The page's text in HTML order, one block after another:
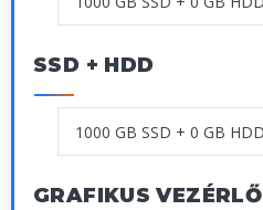
SSD + HDD
GRAFIKUS VEZÉRLŐ